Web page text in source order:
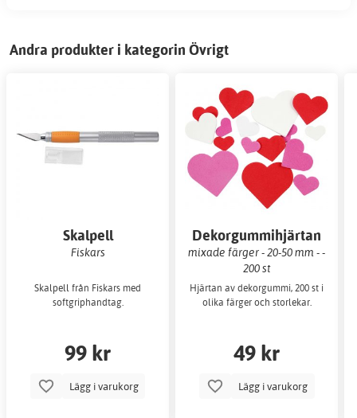
Andra produkter i kategorin Övrigt
Skalpell
Fiskars
Skalpell från Fiskars med
softgriphandtag.
99 kr
Lägg i varukorg
Dekorgummihjärtan
mixade färger - 20-50 mm - -
200 st
Hjärtan av dekorgummi, 200 st i
olika färger och storlekar.
49 kr
Lägg i varukorg